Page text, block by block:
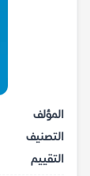
المؤلف
التصنيف
التقييم